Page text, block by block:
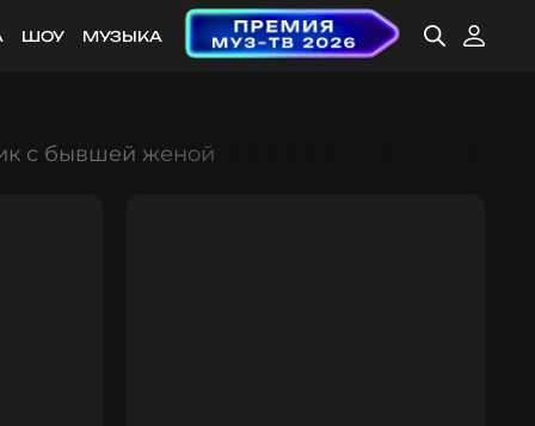
ШОУ МУЗЫКА
с бывшей женой